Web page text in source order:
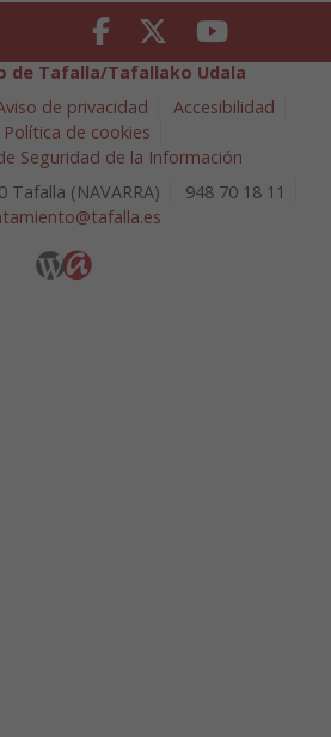
Facebook Twitter Youtube
de Tafalla/Tafallako Udala
de privacidad
Accesibilidad
Política de cookies
Seguridad de la Información
Tafalla (NAVARRA)
948 70 18 11